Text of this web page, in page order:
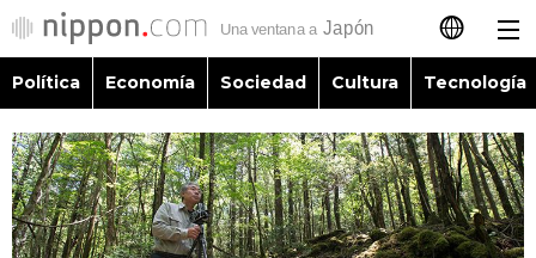
日本語
English
简体字
Política
Política Economía Sociedad Cultura Tecnología